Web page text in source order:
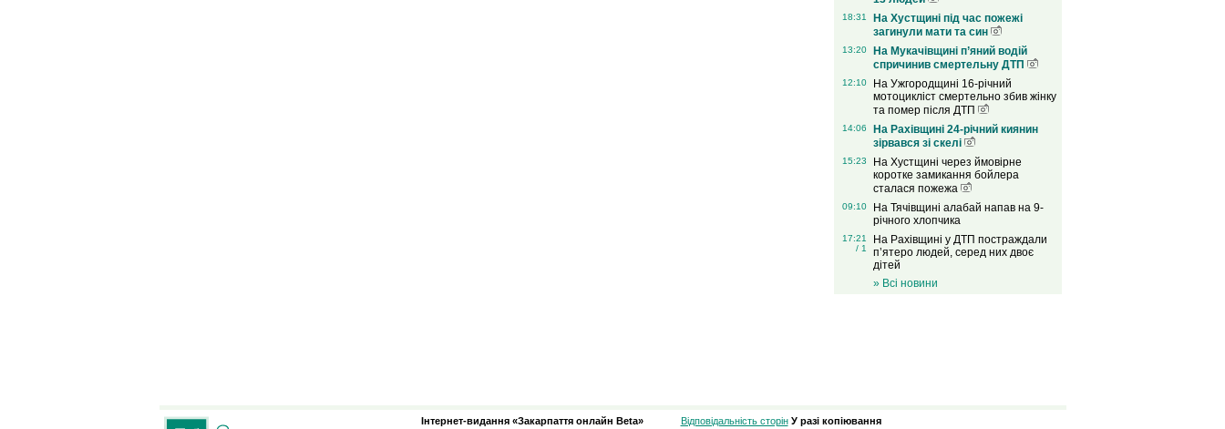
18:31
На Хустщині під час пожежі
загинули мати та син
13:20
На Мукачівщині п’яний водій
спричинив смертельну ДТП
12:10
На Ужгородщині 16-річний
мотоцикліст смертельно збив жінку
та помер після ДТП
14:06
На Рахівщині 24-річний киянин
зірвався зі скелі
15:23
На Хустщині через ймовірне
коротке замикання бойлера
сталася пожежа
09:10
На Тячівщині алабай напав на 9-
річного хлопчика
17:21
/ 1
На Рахівщині у ДТП постраждали
п’ятеро людей, серед них двоє
дітей
» Всі новини
Інтернет-видання «Закарпаття онлайн Beta» Відповідальність сторін У разі копіювання